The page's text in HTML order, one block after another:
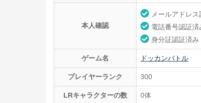
本人確認
メールアドレ
電話番号認証済
身分証認証済み
ゲーム名 ドッカンバトル
プレイヤーランク 300
LRキャラクターの数 0体